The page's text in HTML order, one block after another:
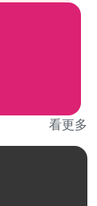
看更多